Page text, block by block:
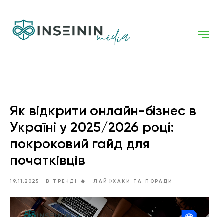
Як відкрити онлайн-бізнес в
Україні у 2025/2026 році:
покроковий гайд для
початківців
19.11.2025 В ТРЕНДІ 🔥 ЛАЙФХАКИ ТА ПОРАДИ